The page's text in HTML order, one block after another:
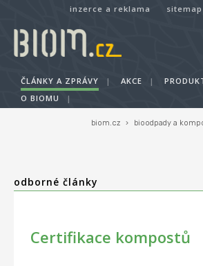
inzerce a reklama sitemap
ČLÁNKY A ZPRÁVY | AKCE |
O BIOMU
|
biom.cz › bioodpady a
odborné články
Certifikace kompostů